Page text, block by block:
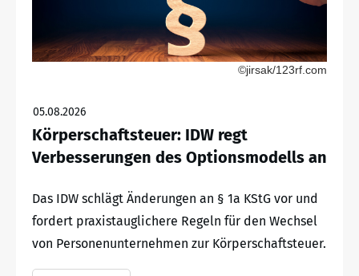
©jirsak/123rf.com
05.08.2026
Körperschaftsteuer: IDW regt
Verbesserungen des Optionsmodells an
Das IDW schlägt Änderungen an § 1a KStG vor und
fordert praxistauglichere Regeln für den Wechsel
von Personenunternehmen zur Körperschaftsteuer.